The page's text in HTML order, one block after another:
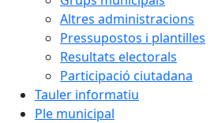
Altres administracions
Pressupostos i plantilles
Resultats electorals
Participació ciutadana
Tauler informatiu
Ple municipal